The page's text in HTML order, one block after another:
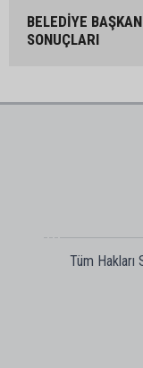
BELEDİYE
SONUÇLARI
Tüm Hakları